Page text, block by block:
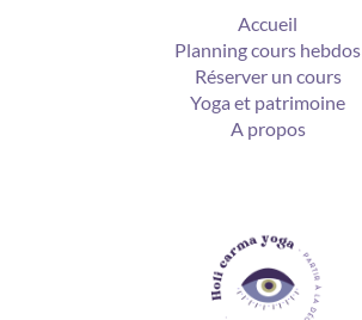
Accueil
Planning cours hebdos
Réserver un cours
Yoga et patrimoine
A propos